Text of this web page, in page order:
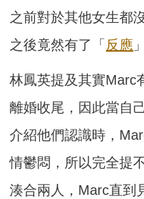
之前對於其他女生都
之後竟然有了「 反應
林鳳英提及其實Marc
離婚收尾，因此當自
介紹他們認識時，
情鬱悶，所以完全提
湊合兩人，Marc直到